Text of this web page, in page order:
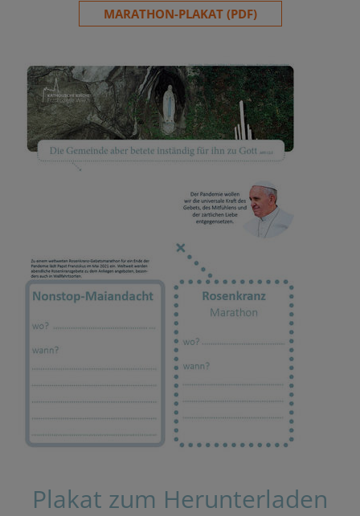
MARATHON-PLAKAT (PDF)
Plakat zum Herunterladen